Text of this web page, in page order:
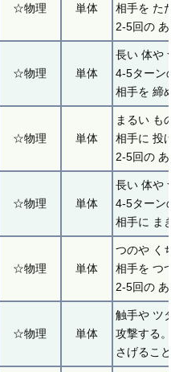
☆物理 単体
相手を た
2-5回の
☆物理 単体
長い 体や
4-5ターン
相手を 締
☆物理 単体
まるい も
相手に 投
2-5回の
☆物理 単体
長い 体や
4-5ターン
相手に ま
☆物理 単体
つのや く
相手を つ
2-5回の
☆物理 単体
触手や ツ
攻撃する
さげるこ